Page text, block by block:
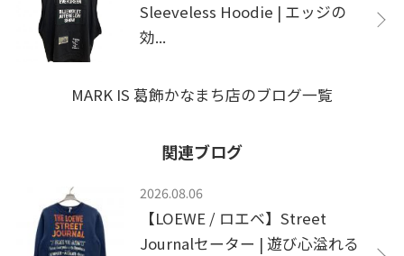
Sleeveless Hoodie | エッジの
効...
MARK IS 葛飾かなまち店のブログ一覧
関連ブログ
2026.08.06
【LOEWE / ロエベ】Street
Journalセーター | 遊び心溢れる